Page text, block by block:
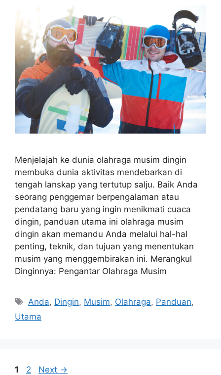
Menjelajah ke dunia olahraga musim dingin
membuka dunia aktivitas mendebarkan di
tengah lanskap yang tertutup salju. Baik Anda
seorang penggemar berpengalaman atau
pendatang baru yang ingin menikmati cuaca
dingin, panduan utama ini olahraga musim
dingin akan memandu Anda melalui hal-hal
penting, teknik, dan tujuan yang menentukan
musim yang menggembirakan ini. Merangkul
Dinginnya: Pengantar Olahraga Musim
Tags
Anda, Dingin, Musim, Olahraga, Panduan,
Utama
Page
1 Page
2 Next →